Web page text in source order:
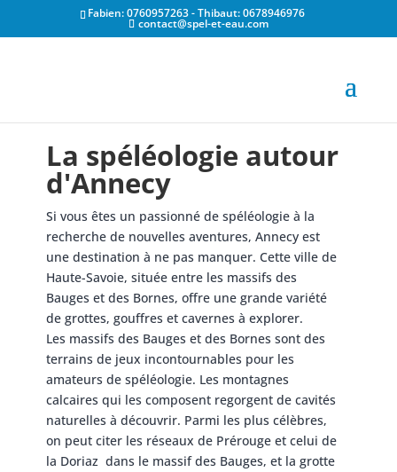
Fabien: 0760957263 - Thibaut: 0678946976
contact@spel-et-eau.com
La spéléologie autour
d'Annecy
Si vous êtes un passionné de spéléologie à la
recherche de nouvelles aventures, Annecy est
une destination à ne pas manquer. Cette ville de
Haute-Savoie, située entre les massifs des
Bauges et des Bornes, offre une grande variété
de grottes, gouffres et cavernes à explorer.
Les massifs des Bauges et des Bornes sont des
terrains de jeux incontournables pour les
amateurs de spéléologie. Les montagnes
calcaires qui les composent regorgent de cavités
naturelles à découvrir. Parmi les plus célèbres,
on peut citer les réseaux de Prérouge et celui de
la Doriaz dans le massif des Bauges, et la grotte